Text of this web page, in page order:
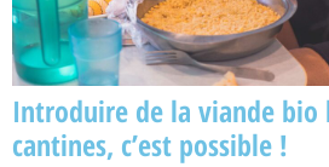
Introduire de la viande bio
cantines, c’est possible !